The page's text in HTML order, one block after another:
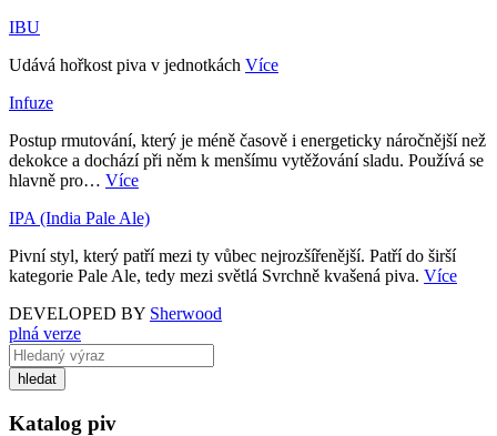
IBU
Udává hořkost piva v jednotkách Více
Infuze
Postup rmutování, který je méně časově i energeticky náročnější než
dekokce a dochází při něm k menšímu vytěžování sladu. Používá se
hlavně pro… Více
IPA (India Pale Ale)
Pivní styl, který patří mezi ty vůbec nejrozšířenější. Patří do širší
kategorie Pale Ale, tedy mezi světlá Svrchně kvašená piva. Více
DEVELOPED BY Sherwood
plná verze
Katalog piv